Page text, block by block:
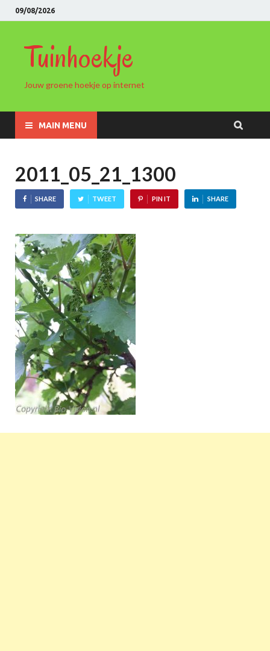
09/08/2026
Tuinhoekje
Jouw groene hoekje op internet
MAIN MENU
2011_05_21_1300
SHARE TWEET PIN IT SHARE